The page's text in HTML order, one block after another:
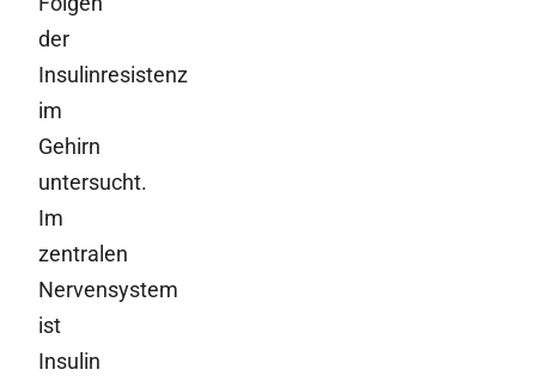
der
Insulinresistenz
im
Gehirn
untersucht.
Im
zentralen
Nervensystem
ist
Insulin